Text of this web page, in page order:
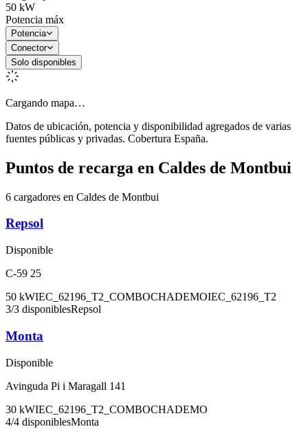
50 kW
Potencia máx
Potencia
Conector
Solo disponibles
Cargando mapa…
Datos de ubicación, potencia y disponibilidad agregados de varias
fuentes públicas y privadas. Cobertura España.
Puntos de recarga en Caldes de Montbui
6 cargadores en Caldes de Montbui
Repsol
Disponible
C-59 25
50 kWIEC_62196_T2_COMBOCHADEMOIEC_62196_T2
3/3 disponiblesRepsol
Monta
Disponible
Avinguda Pi i Maragall 141
30 kWIEC_62196_T2_COMBOCHADEMO
4/4 disponiblesMonta